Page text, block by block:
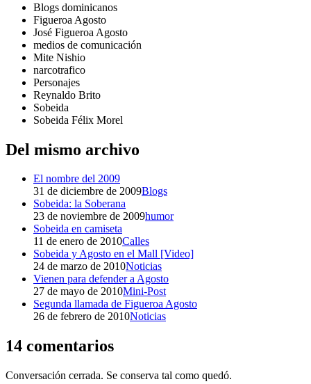
Blogs dominicanos
Figueroa Agosto
José Figueroa Agosto
medios de comunicación
Mite Nishio
narcotrafico
Personajes
Reynaldo Brito
Sobeida
Sobeida Félix Morel
Del mismo archivo
El nombre del 2009
31 de diciembre de 2009Blogs
Sobeida: la Soberana
23 de noviembre de 2009humor
Sobeida en camiseta
11 de enero de 2010Calles
Sobeida y Agosto en el Mall [Video]
24 de marzo de 2010Noticias
Vienen para defender a Agosto
27 de mayo de 2010Mini-Post
Segunda llamada de Figueroa Agosto
26 de febrero de 2010Noticias
14 comentarios
Conversación cerrada. Se conserva tal como quedó.